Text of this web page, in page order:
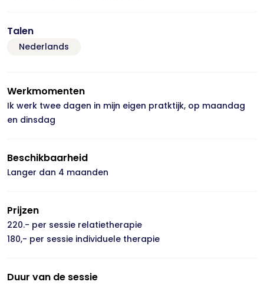
Talen
Nederlands
Werkmomenten
Ik werk twee dagen in mijn eigen pratktijk, op maandag
en dinsdag
Beschikbaarheid
Langer dan 4 maanden
Prijzen
220.- per sessie relatietherapie
180,- per sessie individuele therapie
Duur van de sessie